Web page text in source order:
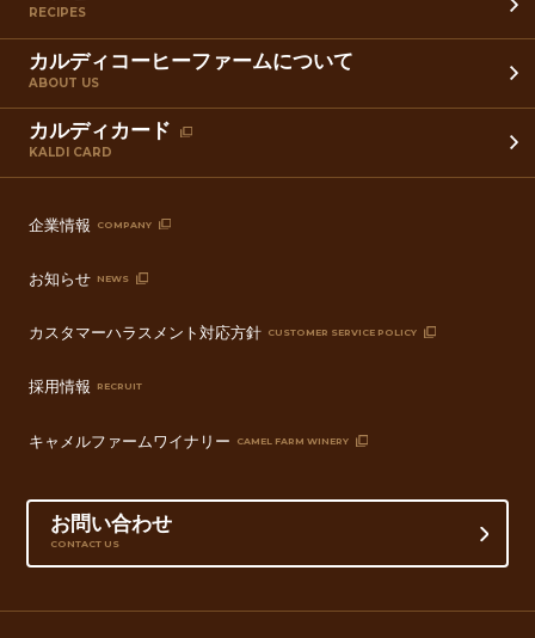
RECIPES
カルディコーヒーファームについて
ABOUT US
カルディカード
KALDI CARD
企業情報 COMPANY
お知らせ NEWS
カスタマーハラスメント対応方針 CUSTOMER SERVICE POLICY
採用情報 RECRUIT
キャメルファームワイナリー CAMEL FARM WINERY
お問い合わせ
CONTACT US